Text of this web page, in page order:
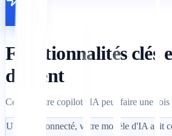
Fonctionnalités clés
d'agent
Ce que votre copilote IA peut faire une fois
Une fois connecté, votre modèle d'IA agit